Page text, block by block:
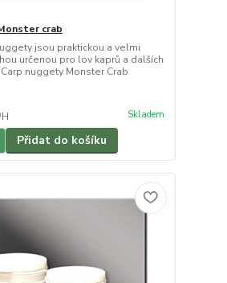
crab
jsou praktickou a velmi
určenou pro lov kaprů a dalších
nuggety Monster Crab
Skladem
Přidat do košíku